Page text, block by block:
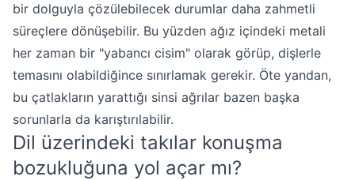
bir dolguyla çözülebilecek durumlar daha zahmetli
süreçlere dönüşebilir. Bu yüzden ağız içindeki metali
her zaman bir "yabancı cisim" olarak görüp, dişlerle
temasını olabildiğince sınırlamak gerekir. Öte yandan,
bu çatlakların yarattığı sinsi ağrılar bazen başka
sorunlarla da karıştırılabilir.
Dil üzerindeki takılar konuşma
bozukluğuna yol açar mı?